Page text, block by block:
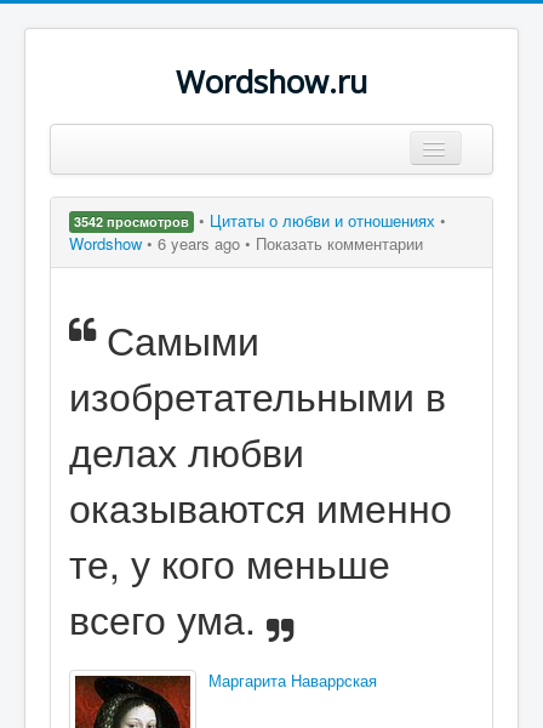
Wordshow.ru
Популярные цитаты
Поиск
3542 просмотров • Цитаты о любви и отношениях •
Wordshow • 6 years ago • Показать комментарии
Самыми
изобретательными в
делах любви
оказываются именно
те, у кого меньше
всего ума.
Маргарита Наваррская